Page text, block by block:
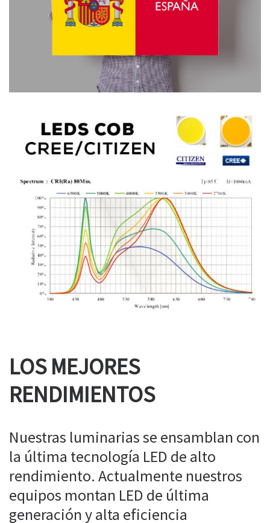
LOS MEJORES
RENDIMIENTOS
Nuestras luminarias se ensamblan con
la última tecnología LED de alto
rendimiento. Actualmente nuestros
equipos montan LED de última
generación y alta eficiencia